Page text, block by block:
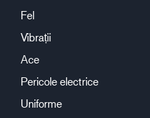
Fel
Vibrații
Ace
Pericole electrice
Uniforme